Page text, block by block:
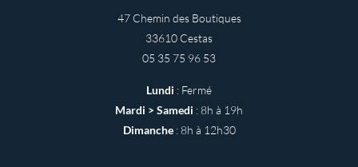
47 Chemin des Boutiques
33610 Cestas
05 35 75 96 53
Lundi : Fermé
Mardi > Samedi : 8h à 19h
Dimanche: 8h à 12h30